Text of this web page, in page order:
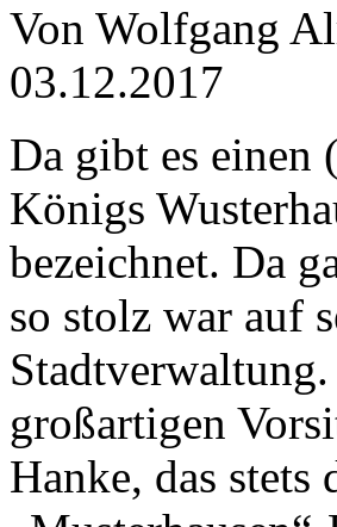
Von Wolfgang
03.12.2017
Da gibt es einen
Königs
bezeichnet. Da
so stolz war auf
großartigen
Hanke, das